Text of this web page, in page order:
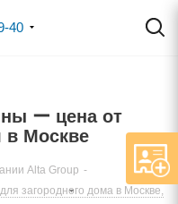
40
ー цена от
в Москве
Alta Group -
загородного дома в Москве,